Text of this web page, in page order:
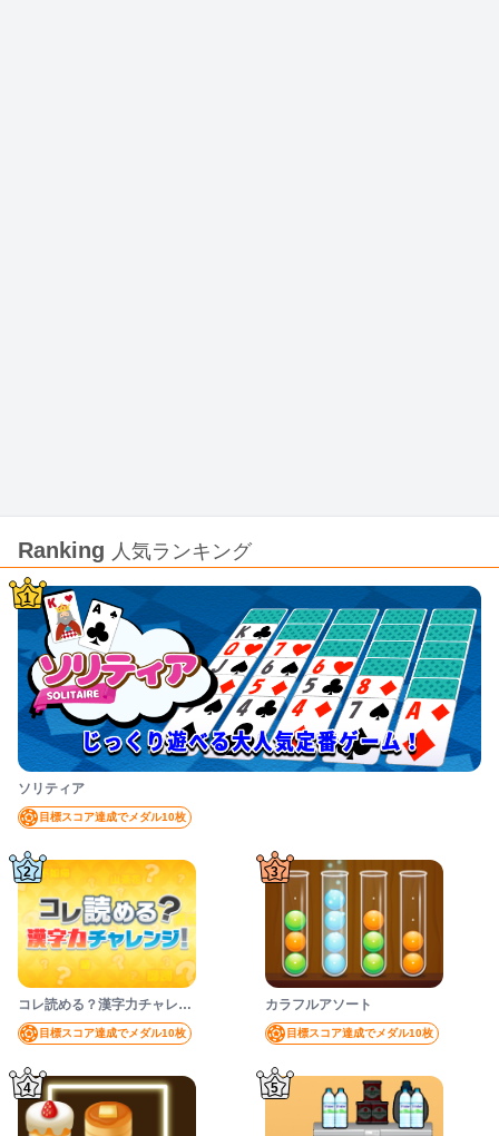
Ranking 人気ランキング
1
ソリティア
目標スコア達成でメダル10枚
2
コレ読める？漢字力チャレンジ
目標スコア達成でメダル10枚
3
カラフルアソート
目標スコア達成でメダル10枚
4 5